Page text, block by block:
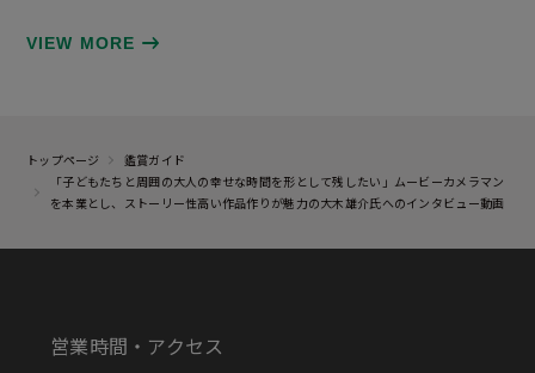
VIEW MORE
トップページ
鑑賞ガイド
「子どもたちと周囲の大人の幸せな時間を形として残したい」ムービーカメラマン
を本業とし、ストーリー性高い作品作りが魅力の大木雄介氏へのインタビュー動画
営業時間・アクセス